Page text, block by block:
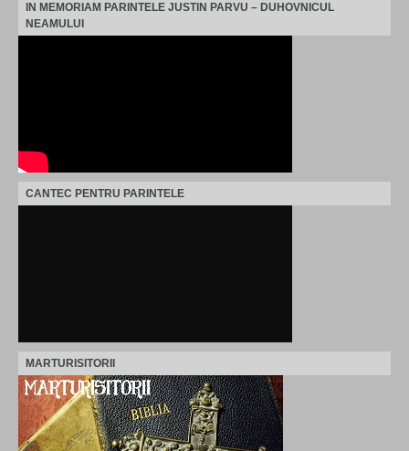
IN MEMORIAM PARINTELE JUSTIN PARVU – DUHOVNICUL
NEAMULUI
CANTEC PENTRU PARINTELE
MARTURISITORII